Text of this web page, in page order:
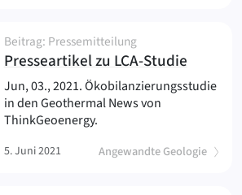
Presseartikel zu LCA-Studie(
Beitrag: Pressemitteilung
Angewandte Geologie
)
Jun, 03., 2021. Ökobilanzierungsstudie
in den Geothermal News von
ThinkGeoenergy.
5. Juni 2021